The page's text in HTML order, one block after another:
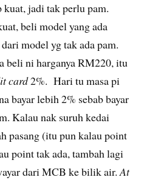
kuat, jadi tak perlu pam.
beli model yang ada
model yg tak ada pam.
beli ni harganya RM220, itu
card2%. Hari tu masa pi
bayar lebih 2% sebab bayar
Kalau nak suruh kedai
pasang (itu pun kalau point
point tak ada, tambah lagi
dari MCB ke bilik air.At